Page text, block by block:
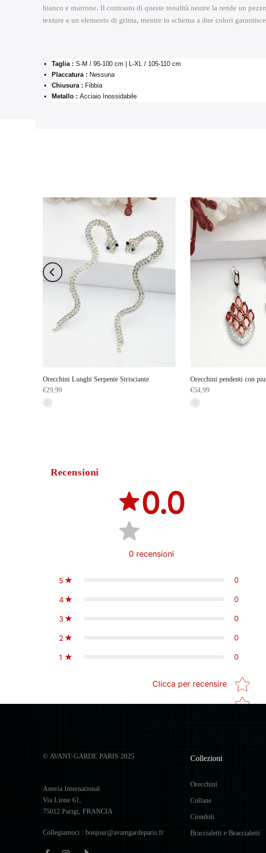
bianco e marrone. Il contrasto di queste tonalità neutre la rende un
texture e un elemento di grinta, mentre lo schema a due colori
Taglia : S-M / 95-100 cm | L-XL / 105-110 cm
Placcatura : Nessuna
Chiusura : Fibbia
Metallo : Acciaio Inossidabile
Orecchini Lunghi Serpente Strisciante
€29,99
Orecchini pendenti con
€54,99
Recensioni
0.0
0 recensioni
5 0
4 0
3 0
2 0
1 0
Clicca per recensire Star rating
© AVANT-GARDE PARIS 2025
Asteria International
Via Lione 61,
75012 Parigi, FRANCIA
Collegiamoci : bonjour@avantgardeparis.fr
Collezioni
Orecchini
Collane
Ciondoli
Braccialetti e Braccialetti